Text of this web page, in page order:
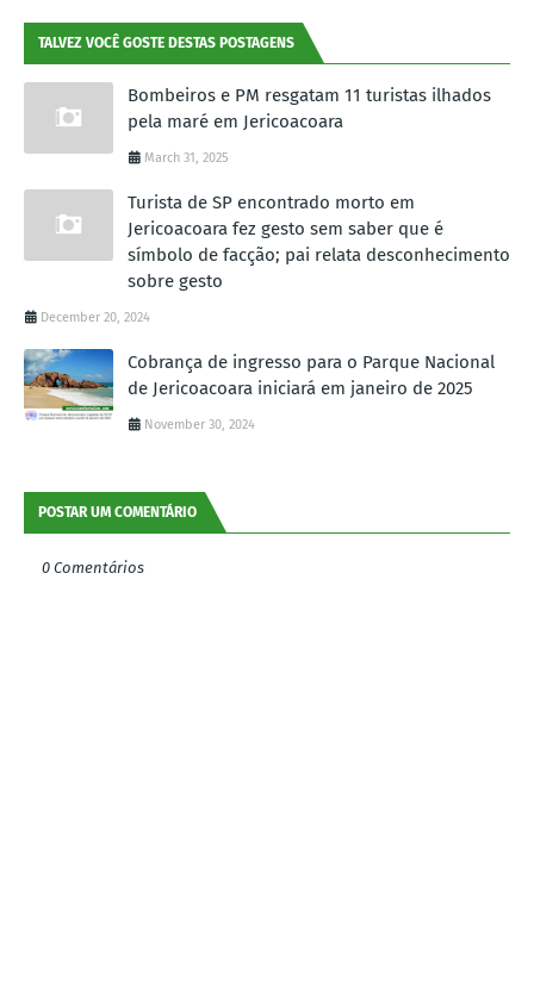
TALVEZ VOCÊ GOSTE DESTAS POSTAGENS
Bombeiros e PM resgatam 11 turistas ilhados
pela maré em Jericoacoara
March 31, 2025
Turista de SP encontrado morto em
Jericoacoara fez gesto sem saber que é
símbolo de facção; pai relata desconhecimento
sobre gesto
December 20, 2024
Cobrança de ingresso para o Parque Nacional
de Jericoacoara iniciará em janeiro de 2025
November 30, 2024
POSTAR UM COMENTÁRIO
0 Comentários